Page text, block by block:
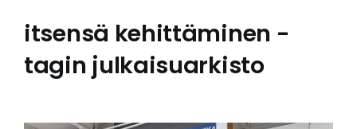
itsensä kehittäminen -
tagin julkaisuarkisto